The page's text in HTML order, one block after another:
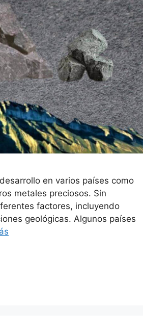
en varios países como
metales preciosos. Sin
factores, incluyendo
geológicas. Algunos países